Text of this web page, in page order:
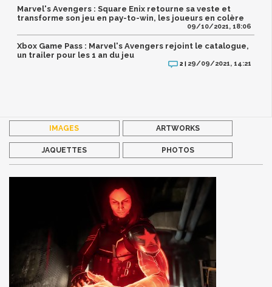
Marvel's Avengers : Square Enix retourne sa veste et
transforme son jeu en pay-to-win, les joueurs en colère
09/10/2021, 18:06
Xbox Game Pass : Marvel's Avengers rejoint le catalogue,
un trailer pour les 1 an du jeu
2 | 29/09/2021, 14:21
IMAGES ARTWORKS
JAQUETTES PHOTOS